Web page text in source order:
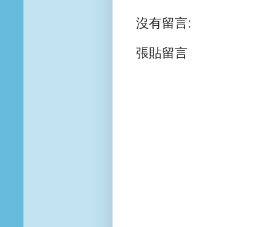
沒有留言:
張貼留言